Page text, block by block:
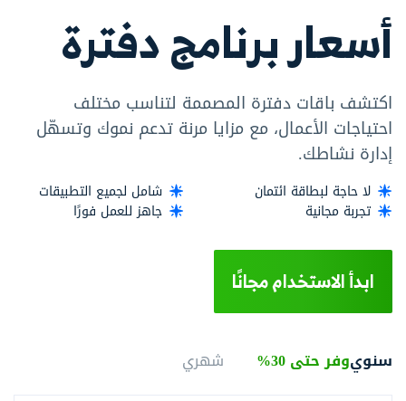
أسعار برنامج دفترة
اكتشف باقات دفترة المصممة لتناسب مختلف
احتياجات الأعمال، مع مزايا مرنة تدعم نموك وتسهّل
إدارة نشاطك.
تجربة مجانية
لا حاجة لبطاقة ائتمان
جاهز للعمل فورًا
شامل لجميع التطبيقات
ابدأ الاستخدام مجانًا
سنويوفر حتى 30% شهري